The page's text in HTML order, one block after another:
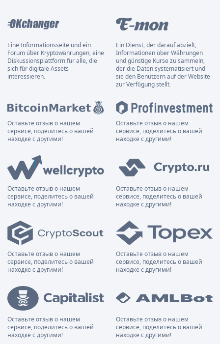
Eine Informationsseite und ein
Forum über Kryptowährungen, eine
Diskussionsplattform für alle, die
sich für digitale Assets
interessieren.
Ein Dienst, der darauf abzielt,
Informationen über Währungen
und günstige Kurse zu sammeln,
der die Daten systematisiert und
sie den Benutzern auf der Website
zur Verfügung stellt.
Оставьте отзыв о нашем
сервисе, поделитесь о вашей
находке с другими!
Оставьте отзыв о нашем
сервисе, поделитесь о вашей
находке с другими!
Оставьте отзыв о нашем
сервисе, поделитесь о вашей
находке с другими!
Оставьте отзыв о нашем
сервисе, поделитесь о вашей
находке с другими!
Оставьте отзыв о нашем
сервисе, поделитесь о вашей
находке с другими!
Оставьте отзыв о нашем
сервисе, поделитесь о вашей
находке с другими!
Оставьте отзыв о нашем
сервисе, поделитесь о вашей
находке с другими!
Оставьте отзыв о нашем
сервисе, поделитесь о вашей
находке с другими!